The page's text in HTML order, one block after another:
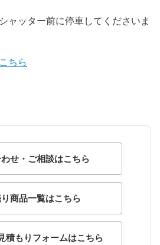
ャッター前に停車してくださいま
こちら
せ・ご相談はこちら
商品一覧はこちら
積もりフォームはこちら